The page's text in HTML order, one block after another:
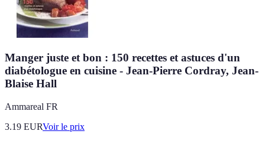
Manger juste et bon : 150 recettes et astuces d'un
diabétologue en cuisine - Jean-Pierre Cordray, Jean-
Blaise Hall
Ammareal FR
3.19 EURVoir le prix